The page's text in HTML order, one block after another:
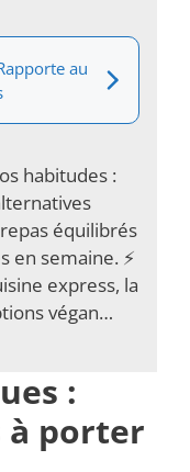
au
habitudes :
équilibrés
en semaine. ⚡️
express, la
végan…
:
porter